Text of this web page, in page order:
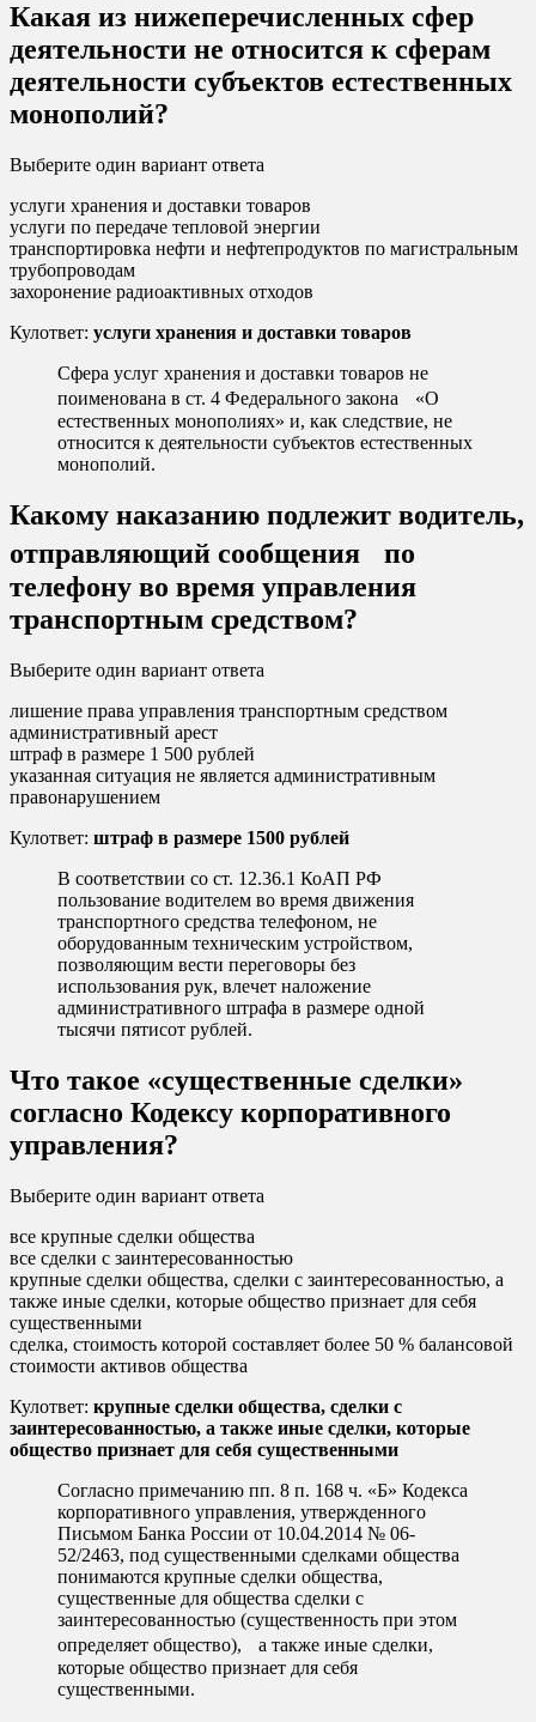
Какая из нижеперечисленных сфер
деятельности не относится к сферам
деятельности субъектов естественных
монополий?
Выберите один вариант ответа
услуги хранения и доставки товаров
услуги по передаче тепловой энергии
транспортировка нефти и нефтепродуктов по магистральным
трубопроводам
захоронение радиоактивных отходов
Кулответ: услуги хранения и доставки товаров
Сфера услуг хранения и доставки товаров не
поименована в ст. 4 Федерального закона «О
естественных монополиях» и, как следствие, не
относится к деятельности субъектов естественных
монополий.
Какому наказанию подлежит водитель,
отправляющий сообщения по
телефону во время управления
транспортным средством?
Выберите один вариант ответа
лишение права управления транспортным средством
административный арест
штраф в размере 1 500 рублей
указанная ситуация не является административным
правонарушением
Кулответ: штраф в размере 1500 рублей
В соответствии со ст. 12.36.1 КоАП РФ
пользование водителем во время движения
транспортного средства телефоном, не
оборудованным техническим устройством,
позволяющим вести переговоры без
использования рук, влечет наложение
административного штрафа в размере одной
тысячи пятисот рублей.
Что такое «существенные сделки»
согласно Кодексу корпоративного
управления?
Выберите один вариант ответа
все крупные сделки общества
все сделки с заинтересованностью
крупные сделки общества, сделки с заинтересованностью, а
также иные сделки, которые общество признает для себя
существенными
сделка, стоимость которой составляет более 50 % балансовой
стоимости активов общества
Кулответ: крупные сделки общества, сделки с
заинтересованностью, а также иные сделки, которые
общество признает для себя существенными
Согласно примечанию пп. 8 п. 168 ч. «Б» Кодекса
корпоративного управления, утвержденного
Письмом Банка России от 10.04.2014 № 06-
52/2463, под существенными сделками общества
понимаются крупные сделки общества,
существенные для общества сделки с
заинтересованностью (существенность при этом
определяет общество), а также иные сделки,
которые общество признает для себя
существенными.